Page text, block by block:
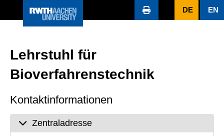
DE EN
Lehrstuhl für
Bioverfahrenstechnik
Kontaktinformationen
Zentraladresse